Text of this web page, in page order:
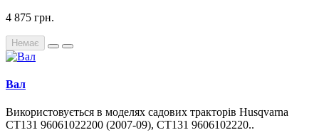
4 875 грн.
Немає
Вал
Використовується в моделях садових тракторів Husqvarna
CT131 96061022200 (2007-09), CT131 9606102220..